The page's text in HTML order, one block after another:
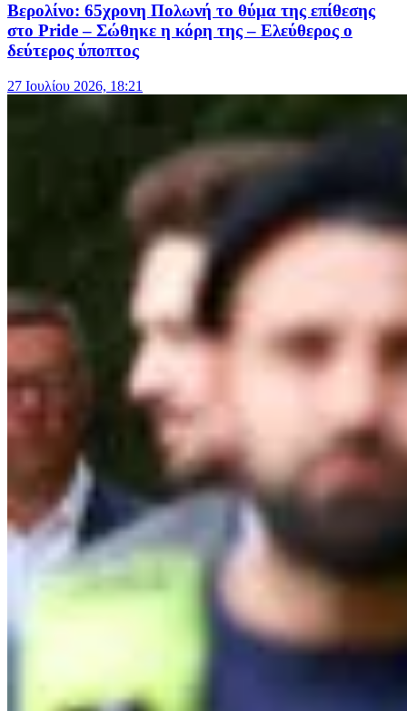
Βερολίνο: 65χρονη Πολωνή το θύμα της επίθεσης
στο Pride – Σώθηκε η κόρη της – Ελεύθερος ο
δεύτερος ύποπτος
27 Ιουλίου 2026, 18:21